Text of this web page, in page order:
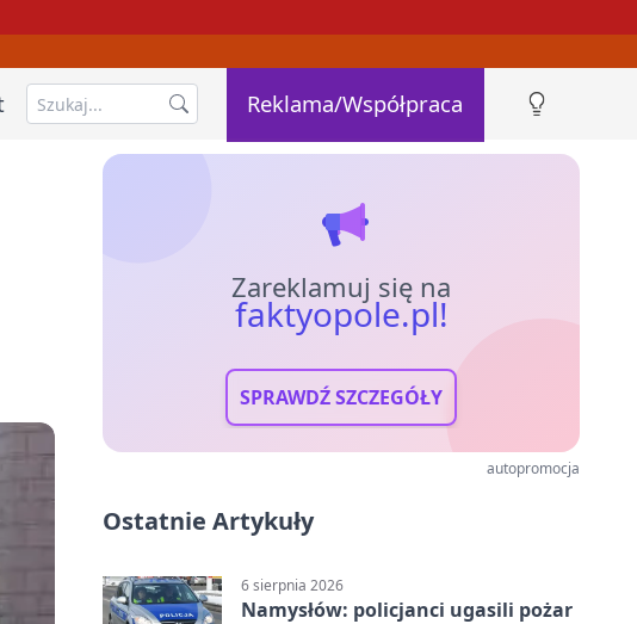
Reklama/Współpraca
Zareklamuj się na
faktyopole.pl!
SPRAWDŹ SZCZEGÓŁY
autopromocja
Ostatnie Artykuły
6 sierpnia 2026
Namysłów: policjanci ugasili pożar